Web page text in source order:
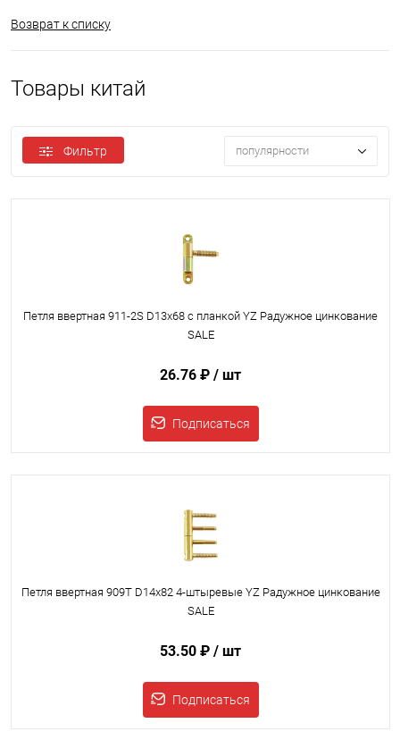
Возврат к списку
Товары китай
Фильтр популярности
Петля ввертная 911-2S D13x68 с планкой YZ Радужное цинкование
SALE
26.76 ₽ / шт
Подписаться
Петля ввертная 909T D14x82 4-штыревые YZ Радужное цинкование
SALE
53.50 ₽ / шт
Подписаться